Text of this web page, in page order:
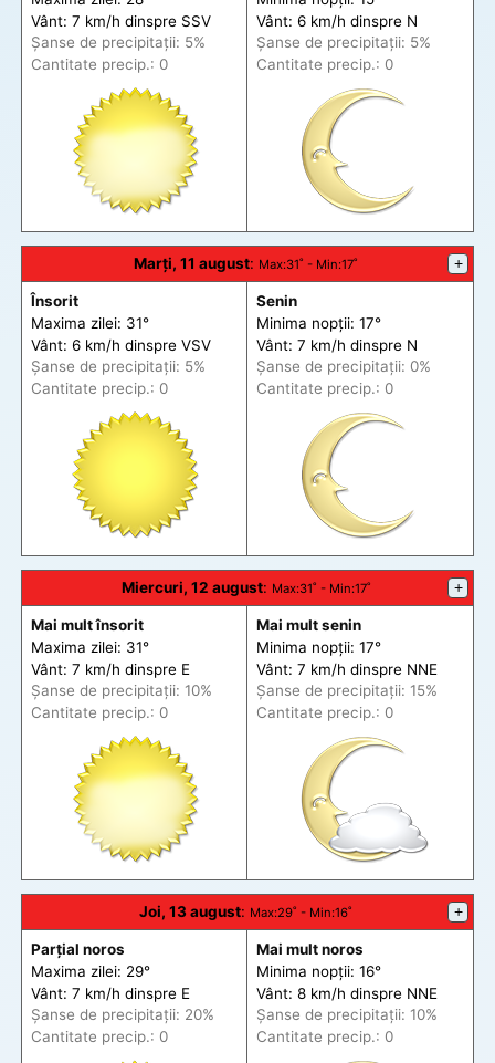
Vânt: 7 km/h dinspre SSV
Șanse de precipitații: 5%
Cantitate precip.: 0
Vânt: 6 km/h dinspre N
Șanse de precipitații: 5%
Cantitate precip.: 0
Marți, 11 august: Max:31˚ - Min:17˚ +
Însorit
Maxima zilei: 31°
Vânt: 6 km/h dinspre VSV
Șanse de precipitații: 5%
Cantitate precip.: 0
Senin
Minima nopții: 17°
Vânt: 7 km/h dinspre N
Șanse de precipitații: 0%
Cantitate precip.: 0
Miercuri, 12 august: Max:31˚ - Min:17˚ +
Mai mult însorit
Maxima zilei: 31°
Vânt: 7 km/h dinspre E
Șanse de precipitații: 10%
Cantitate precip.: 0
Mai mult senin
Minima nopții: 17°
Vânt: 7 km/h dinspre NNE
Șanse de precipitații: 15%
Cantitate precip.: 0
Joi, 13 august: Max:29˚ - Min:16˚ +
Parțial noros
Maxima zilei: 29°
Vânt: 7 km/h dinspre E
Șanse de precipitații: 20%
Cantitate precip.: 0
Mai mult noros
Minima nopții: 16°
Vânt: 8 km/h dinspre NNE
Șanse de precipitații: 10%
Cantitate precip.: 0